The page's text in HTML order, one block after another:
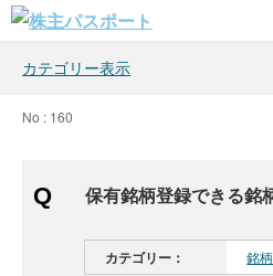
カテゴリー表示
No : 160
保有銘柄登録できる銘
カテゴリー： 銘